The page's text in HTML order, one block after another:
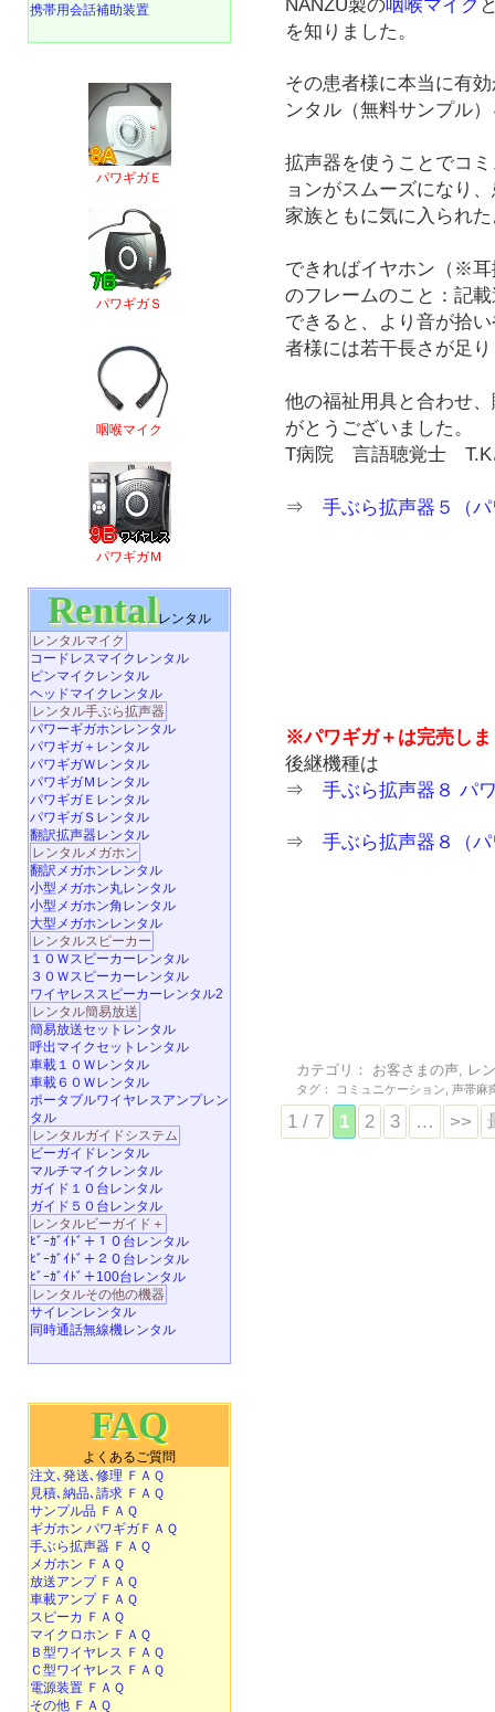
NANZU製の咽喉マイク
を知りました。
その患者様に本当に有
ンタル（無料サンプル
拡声器を使うことでコ
ョンがスムーズになり
家族ともに気に入られ
できればイヤホン（※耳
のフレームのこと：記
できると、より音が拾
者様には若干長さが足
他の福祉用具と合わせ
がとうございました。
T病院 言語聴覚士 T.K
⇒手ぶら拡声器５（
※パワギガ＋は完売しま
後継機種は
⇒手ぶら拡声器８ パ
⇒手ぶら拡声器８（
カテゴリ： お客さまの声, レ
タグ： コミュニケーション ,声帯麻
1 / 7 1 2 3 … >>
携帯用会話補助装置
パワギガＥ
パワギガＳ
咽喉マイク
パワギガＭ
Rentalレンタル
レンタルマイク
コードレスマイクレンタル
ピンマイクレンタル
ヘッドマイクレンタル
レンタル手ぶら拡声器
パワーギガホンレンタル
パワギガ＋レンタル
パワギガＷレンタル
パワギガＭレンタル
パワギガＥレンタル
パワギガＳレンタル
翻訳拡声器レンタル
レンタルメガホン
翻訳メガホンレンタル
小型メガホン丸レンタル
小型メガホン角レンタル
大型メガホンレンタル
レンタルスピーカー
１０Ｗスピーカーレンタル
３０Ｗスピーカーレンタル
ワイヤレススピーカーレンタル2
レンタル簡易放送
簡易放送セットレンタル
呼出マイクセットレンタル
車載１０Ｗレンタル
車載６０Ｗレンタル
ポータブルワイヤレスアンプレン
タル
レンタルガイドシステム
ビーガイドレンタル
マルチマイクレンタル
ガイド１０台レンタル
ガイド５０台レンタル
レンタルビーガイド＋
ﾋﾞｰｶﾞｲﾄﾞ＋１０台レンタル
ﾋﾞｰｶﾞｲﾄﾞ＋２０台レンタル
ﾋﾞｰｶﾞｲﾄﾞ＋100台レンタル
レンタルその他の機器
サイレンレンタル
同時通話無線機レンタル
FAQ
よくあるご質問
注文､発送､修理 ＦＡＱ
見積､納品､請求 ＦＡＱ
サンプル品 ＦＡＱ
ギガホン パワギガＦＡＱ
手ぶら拡声器 ＦＡＱ
メガホン ＦＡＱ
放送アンプ ＦＡＱ
車載アンプ ＦＡＱ
スピーカ ＦＡＱ
マイクロホン ＦＡＱ
Ｂ型ワイヤレス ＦＡＱ
Ｃ型ワイヤレス ＦＡＱ
電源装置 ＦＡＱ
その他 ＦＡＱ